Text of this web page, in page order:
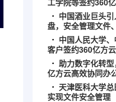
工学院等签约360
中国酒业巨头
盘，安全管理文件
中国人民大学
客户签约360亿方云
助力数字化转
亿方云高效协同办
天津医科大学
实现文件安全管理